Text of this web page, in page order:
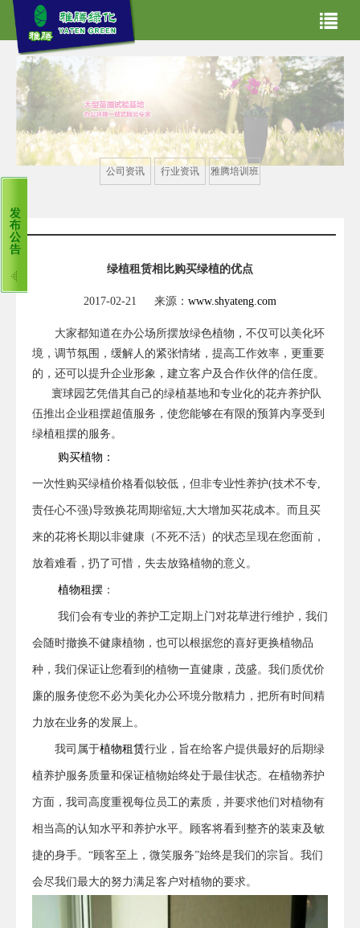
网站首页
关于我们
主营业务
产品世界
公司资讯 行业资讯 雅腾培训班
绿植租赁相比购买绿植的优点
2017-02-21 来源： www.shyateng.com
大家都知道在办公场所摆放绿色植物，不仅可以美化环
境，调节氛围，缓解人的紧张情绪，提高工作效率，更重要
的，还可以提升企业形象，建立客户及合作伙伴的信任度。
寰球园艺凭借其自己的绿植基地和专业化的花卉养护队
伍推出企业租摆超值服务，使您能够在有限的预算内享受到
绿植租摆的服务。
购买植物：
一次性购买绿植价格看似较低，但非专业性养护(技术不专,
责任心不强)导致换花周期缩短,大大增加买花成本。而且买
来的花将长期以非健康（不死不活）的状态呈现在您面前，
放着难看，扔了可惜，失去放臵植物的意义。
植物租摆 ：
我们会有专业的养护工定期上门对花草进行维护，我们
会随时撤换不健康植物，也可以根据您的喜好更换植物品
种，我们保证让您看到的植物一直健康，茂盛。我们质优价
廉的服务使您不必为美化办公环境分散精力，把所有时间精
力放在业务的发展上。
我司属于植物租赁行业，旨在给客户提供最好的后期绿
植养护服务质量和保证植物始终处于最佳状态。 在植物养护
方面，我司高度重视每位员工的素质，并要求他们对植物有
相当高的认知水平和养护水平。顾客将看到整齐的装束及敏
捷的身手。“顾客至上，微笑服务”始终是我们的宗旨。我们
会尽我们最大的努力满足客户对植物的要求。
租赁常见问题
查看全文